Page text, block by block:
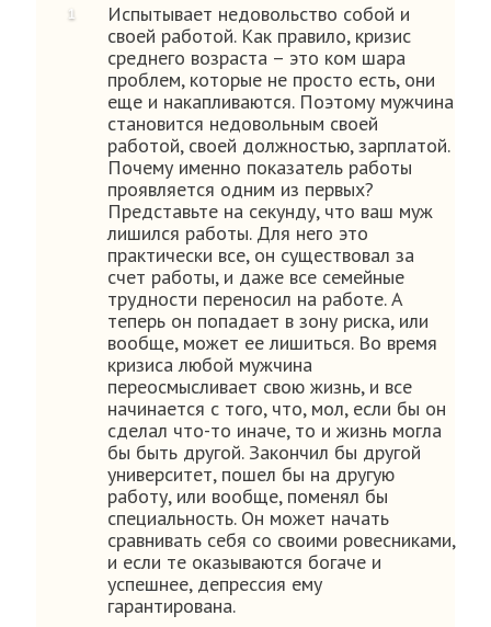
Испытывает недовольство собой и
своей работой. Как правило, кризис
среднего возраста – это ком шара
проблем, которые не просто есть, они
еще и накапливаются. Поэтому мужчина
становится недовольным своей
работой, своей должностью, зарплатой.
Почему именно показатель работы
проявляется одним из первых?
Представьте на секунду, что ваш муж
лишился работы. Для него это
практически все, он существовал за
счет работы, и даже все семейные
трудности переносил на работе. А
теперь он попадает в зону риска, или
вообще, может ее лишиться. Во время
кризиса любой мужчина
переосмысливает свою жизнь, и все
начинается с того, что, мол, если бы он
сделал что-то иначе, то и жизнь могла
бы быть другой. Закончил бы другой
университет, пошел бы на другую
работу, или вообще, поменял бы
специальность. Он может начать
сравнивать себя со своими ровесниками,
и если те оказываются богаче и
успешнее, депрессия ему
гарантирована.